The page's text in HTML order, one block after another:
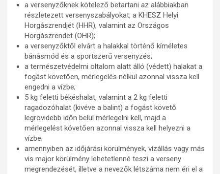
a versenyzőknek kötelező betartani az alábbiakban
részletezett versenyszabályokat, a KHESZ Helyi
Horgászrendjét (HHR), valamint az Országos
Horgászrendet (OHR);
a versenyzőktől elvárt a halakkal történő kíméletes
bánásmód és a sportszerű versenyzés;
a természetvédelmi oltalom alatt álló (védett) halakat a
fogást követően, mérlegelés nélkül azonnal vissza kell
engedni a vízbe;
5 kg feletti békéshalat, valamint a 2 kg feletti
ragadozóhalat (kivéve a balint) a fogást követő
legrövidebb időn belül mérlegelni kell, majd a
mérlegelést követően azonnal vissza kell helyezni a
vízbe;
amennyiben az időjárási körülmények, vízállás vagy más
vis major körülmény lehetetlenné teszi a verseny
megrendezését, illetve a nevezők létszáma nem éri el a